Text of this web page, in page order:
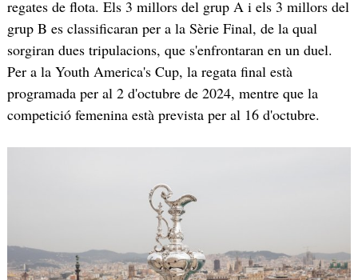
regates de flota. Els 3 millors del grup A i els 3 millors del
grup B es classificaran per a la Sèrie Final, de la qual
sorgiran dues tripulacions, que s'enfrontaran en un duel.
Per a la Youth America's Cup, la regata final està
programada per al 2 d'octubre de 2024, mentre que la
competició femenina està prevista per al 16 d'octubre.